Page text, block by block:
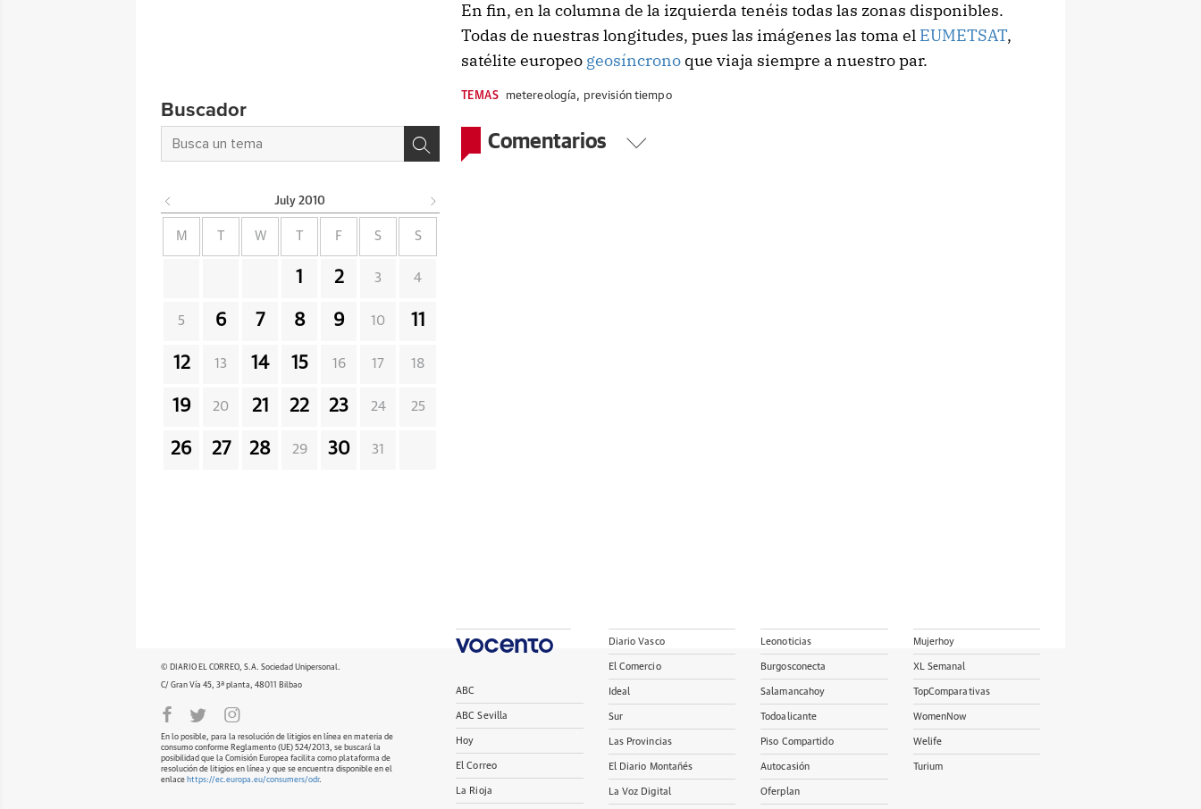
En fin, en la columna de la izquierda tenéis todas las zonas disponibles.
Todas de nuestras longitudes, pues las imágenes las toma el EUMETSAT,
satélite europeo geosíncronoque viaja siempre a nuestro par.
TEMAS metereología, previsión tiempo
Comentarios
Buscador
July 2010
M T W T F S S
1 2 3 4
5 6 7 8 9 10 11
12 13 14 15 16 17 18
19 20 21 22 23 24 25
26 27 28 29 30 31
© DIARIO EL CORREO, S.A. Sociedad Unipersonal.
C/ Gran Vía 45, 3ª planta, 48011 Bilbao
En lo posible, para la resolución de litigios en línea en materia de
consumo conforme Reglamento (UE) 524/2013, se buscará la
posibilidad que la Comisión Europea facilita como plataforma de
resolución de litigios en línea y que se encuentra disponible en el
enlace https://ec.europa.eu/consumers/odr.
ABC
ABC Sevilla
Hoy
El Correo
La Rioja
Diario Vasco
El Comercio
Ideal
Sur
Las Provincias
El Diario Montañés
La Voz Digital
Leonoticias
Burgosconecta
Salamancahoy
Todoalicante
Piso Compartido
Autocasión
Oferplan
Mujerhoy
XL Semanal
TopComparativas
WomenNow
Welife
Turium